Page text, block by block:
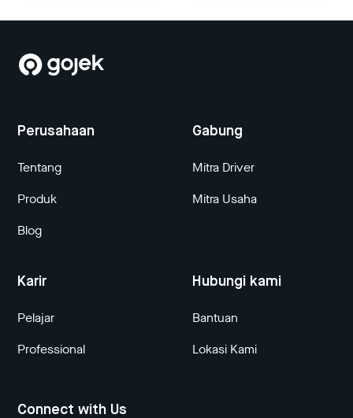
Perusahaan
Tentang
Produk
Blog
Gabung
Mitra Driver
Mitra Usaha
Karir
Pelajar
Professional
Hubungi kami
Bantuan
Lokasi Kami
Connect with Us